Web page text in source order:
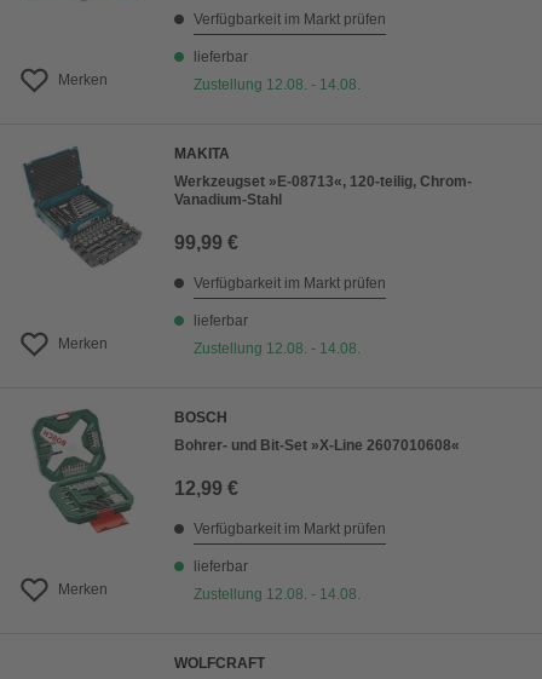
Merken
Verfügbarkeit im Markt prüfen
lieferbar
Zustellung 12.08. - 14.08.
Merken
MAKITA
Werkzeugset »E-08713«, 120-teilig, Chrom-
Vanadium-Stahl
99,99 €
Verfügbarkeit im Markt prüfen
lieferbar
Zustellung 12.08. - 14.08.
Merken
BOSCH
Bohrer- und Bit-Set »X-Line 2607010608«
12,99 €
Verfügbarkeit im Markt prüfen
lieferbar
Zustellung 12.08. - 14.08.
WOLFCRAFT